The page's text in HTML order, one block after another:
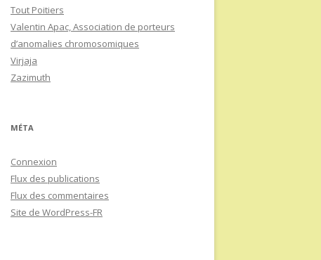
Tout Poitiers
Valentin Apac, Association de porteurs
d’anomalies chromosomiques
Virjaja
Zazimuth
MÉTA
Connexion
Flux des publications
Flux des commentaires
Site de WordPress-FR